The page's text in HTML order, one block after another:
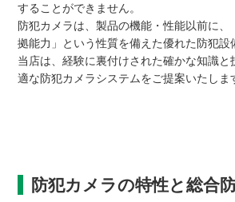
することができません。
防犯カメラは、製品の機能・性能以前に、
拠能力」という性質を備えた優れた防犯設
当店は、経験に裏付けされた確かな知識と
適な防犯カメラシステムをご提案いたしま
防犯カメラの特性と総合